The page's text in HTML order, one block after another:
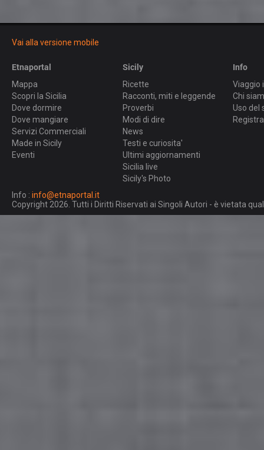
Vai alla versione mobile
Etnaportal
Mappa
Scopri la Sicilia
Dove dormire
Dove mangiare
Servizi Commerciali
Made in Sicily
Eventi
Sicily
Ricette
Racconti, miti e leggende
Proverbi
Modi di dire
News
Testi e curiosita'
Ultimi aggiornamenti
Sicilia live
Sicily's Photo
Info
Viaggio
Chi
Uso del
Info : info@etnaportal.it
Copyright 2026. Tutti i Diritti Riservati ai Singoli Autori - è vietata